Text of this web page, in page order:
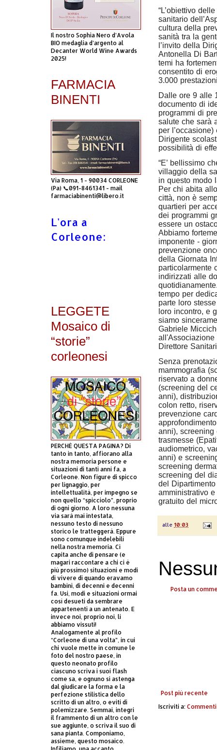
“L’obiettivo
sanitario
cultura della
sanità tra la
l’invito della
Antonella Di
temi ha
consentito di
3.000
Dalle ore 9 alle
documento di
programmi di
salute che sarà
per
Dirigente
possibilità di
“E’ bellissimo
villaggio della
in questo modo
Per chi abita
città, non è
quartieri per
dei programmi
essere un
Abbiamo
imponente -
prevenzione
della Giornata
particolarmente
indirizzati alle
tempo per
parte loro
loro incontro, e
siamo
Gabriele
Direttore
Senza
mammografia
riservato a
(screening del
anni),
colon retto,
prevenzione
anni), screening
trasmesse
audiometrico,
anni) e
screening
screening del
del
amministrativo
gratuito del
alle 10:03
Posta un
Post più recente
Iscriviti a:
Il nostro Sophia Nero d’Avola
BIO medaglia d’argento al
Decanter World Wine Awards
2025!
FARMACIA
BINENTI
Via Roma, 1 - 90034 CORLEONE
(Pa) 📞091-8461341 - mail
farmaciabinenti@libero.it
L'ora a
Corleone:
LEGGETE
Mosaico di
“storie”
corleonesi
PERCHÈ QUESTA PAGINA? Di
tanto in tanto, affiorano alla
nostra memoria persone e
situazioni di tanti anni fa, a
Corleone. Non figure di spicco
per lignaggio, per
intellettualità, per impegno se
non quello “spicciolo”, proprio
di ogni giorno. A loro nessuna
via sarà mai intestata,
nessuno testo di nessuno
storico le tratteggerà. Eppure
sono comunque indelebili
nella nostra memoria. Ci
capita anche di pensare (e
magari raccontare a chi ci è
più prossimo) situazioni e modi
di vivere di quando eravamo
bambini, di decenni e decenni
fa. Usi, modi e situazioni ormai
così desueti da sembrare
appartenenti a un antenato. E
invece noi, proprio noi, li
abbiamo vissuti!
Analogamente al profilo
“Corleone di una volta”, in cui
chi vuole mette in comune le
foto del nostro paese, in
questo neonato profilo
ciascuno scriva i suoi flash
come sa, e ognuno si astenga
dal giudicare la forma e la
perfezione stilistica dello
scritto di un altro, o eviti di
polemizzare. Semmai, integri
il frammento di un altro con le
sue aggiunte, o scriva il suo di
sana pianta. Componiamo,
assieme, questo mosaico.